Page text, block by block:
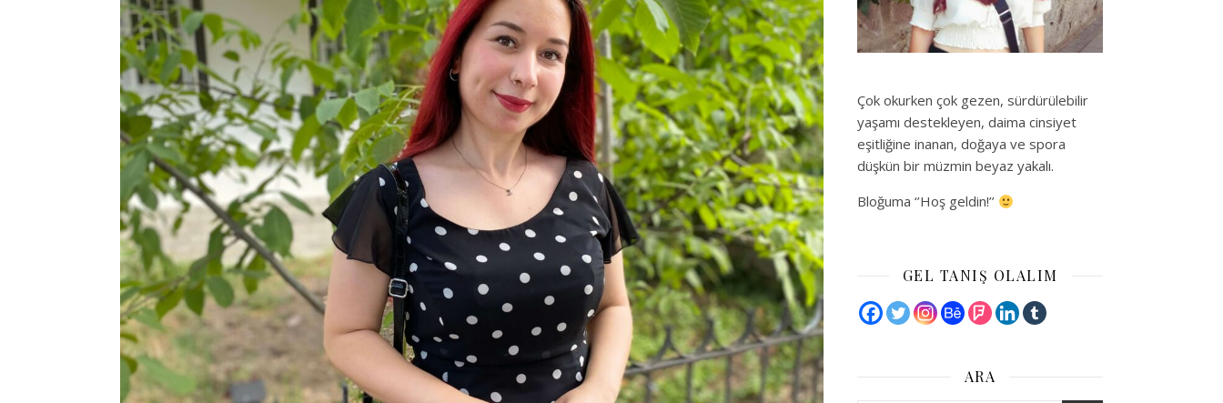
Çok okurken çok gezen, sürdürülebilir
yaşamı destekleyen, daima cinsiyet
eşitliğine inanan, doğaya ve spora
düşkün bir müzmin beyaz yakalı.
Bloğuma ‘’Hoş geldin!’’
GEL TANIŞ OLALIM
ARA